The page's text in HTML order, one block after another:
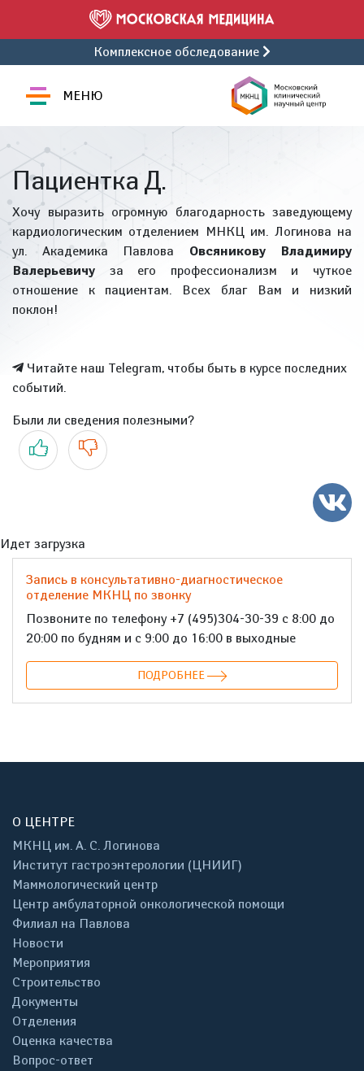
Комплексное обследование
МЕНЮ
Пациентка Д.
Хочу выразить огромную благодарность заведующему
кардиологическим отделением МНКЦ им. Логинова на
ул. Академика Павлова Овсяникову Владимиру
Валерьевичу за его профессионализм и чуткое
отношение к пациентам. Всех благ Вам и низкий
поклон!
Читайте наш Telegram, чтобы быть в курсе последних
событий.
Были ли сведения полезными?
Да Нет
Идет загрузка
Запись в консультативно-диагностическое
отделение МКНЦ по звонку
Позвоните по телефону +7 (495)304-30-39 с 8:00 до
20:00 по будням и с 9:00 до 16:00 в выходные
ПОДРОБНЕЕ
О ЦЕНТРЕ
МКНЦ им. А. С. Логинова
Институт гастроэнтерологии (ЦНИИГ)
Маммологический центр
Центр амбулаторной онкологической помощи
Филиал на Павлова
Новости
Мероприятия
Строительство
Документы
Отделения
Оценка качества
Вопрос-ответ